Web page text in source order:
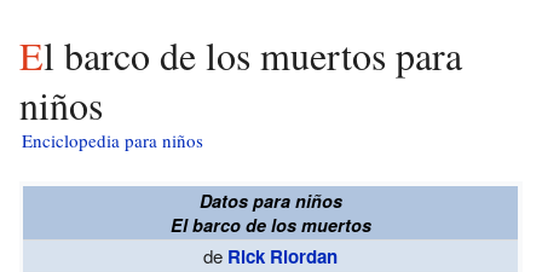
El barco de los muertos para
niños
Enciclopedia para niños
Datos para niños
El barco de los muertos
de Rick Riordan